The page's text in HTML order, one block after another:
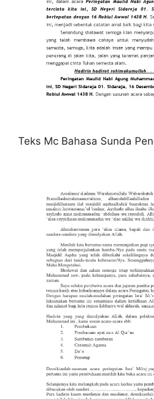
Teks Mc Bahasa Sunda